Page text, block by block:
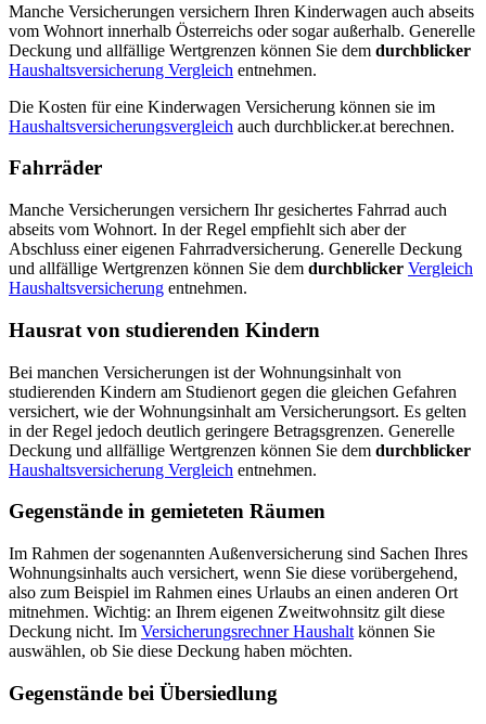
Manche Versicherungen versichern Ihren Kinderwagen auch abseits
vom Wohnort innerhalb Österreichs oder sogar außerhalb. Generelle
Deckung und allfällige Wertgrenzen können Sie dem durchblicker
Haushaltsversicherung Vergleich entnehmen.
Die Kosten für eine Kinderwagen Versicherung können sie im
Haushaltsversicherungsvergleich auch durchblicker.at berechnen.
Fahrräder
Manche Versicherungen versichern Ihr gesichertes Fahrrad auch
abseits vom Wohnort. In der Regel empfiehlt sich aber der
Abschluss einer eigenen Fahrradversicherung. Generelle Deckung
und allfällige Wertgrenzen können Sie dem durchblicker Vergleich
Haushaltsversicherung entnehmen.
Hausrat von studierenden Kindern
Bei manchen Versicherungen ist der Wohnungsinhalt von
studierenden Kindern am Studienort gegen die gleichen Gefahren
versichert, wie der Wohnungsinhalt am Versicherungsort. Es gelten
in der Regel jedoch deutlich geringere Betragsgrenzen. Generelle
Deckung und allfällige Wertgrenzen können Sie dem durchblicker
Haushaltsversicherung Vergleich entnehmen.
Gegenstände in gemieteten Räumen
Im Rahmen der sogenannten Außenversicherung sind Sachen Ihres
Wohnungsinhalts auch versichert, wenn Sie diese vorübergehend,
also zum Beispiel im Rahmen eines Urlaubs an einen anderen Ort
mitnehmen. Wichtig: an Ihrem eigenen Zweitwohnsitz gilt diese
Deckung nicht. Im Versicherungsrechner Haushalt können Sie
auswählen, ob Sie diese Deckung haben möchten.
Gegenstände bei Übersiedlung